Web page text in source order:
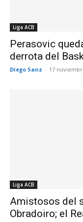
Liga ACB
Perasovic
derrota del
Diego Sanz - 17
Liga ACB
Amistosos del
Obradoiro; el